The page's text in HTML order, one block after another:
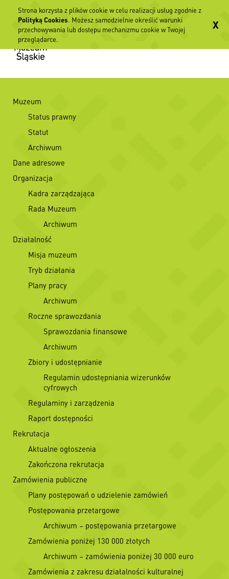
Muzeum
Status prawny
Statut
Archiwum
Dane adresowe
Organizacja
Kadra zarządzająca
Rada Muzeum
Archiwum
Działalność
Misja muzeum
Tryb działania
Plany pracy
Archiwum
Roczne sprawozdania
Sprawozdania finansowe
Archiwum
Zbiory i udostępnianie
Regulamin udostępniania wizerunków
cyfrowych
Regulaminy i zarządzenia
Raport dostępności
Rekrutacja
Aktualne ogłoszenia
Zakończona rekrutacja
Zamówienia publiczne
Plany postępowań o udzielenie zamówień
Postępowania przetargowe
Archiwum – postępowania przetargowe
Zamówienia poniżej 130 000 złotych
Archiwum – zamówienia poniżej 30 000 euro
Zamówienia z zakresu działalności kulturalnej
Strona korzysta z plików cookie w celu realizacji usług zgodnie z
Polityką Cookies. Możesz samodzielnie określić warunki
przechowywania lub dostępu mechanizmu cookie w Twojej
przeglądarce.
X